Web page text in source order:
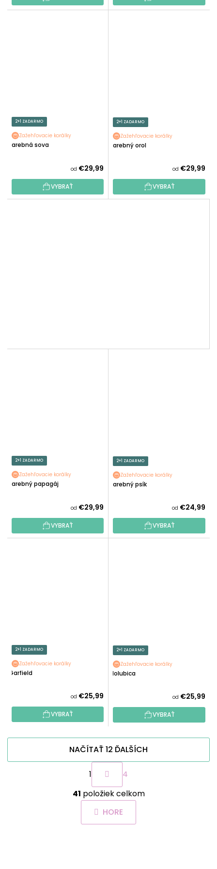
2+1 ZADARMO
Zažehľovacie korálky
Farebná sova
od €29,99
VYBRAŤ
2+1 ZADARMO
Zažehľovacie korálky
Farebný orol
od €29,99
VYBRAŤ
2+1 ZADARMO
Zažehľovacie korálky
Farebný papagáj
od €29,99
VYBRAŤ
2+1 ZADARMO
Zažehľovacie korálky
Farebný psík
od €24,99
VYBRAŤ
2+1 ZADARMO
Zažehľovacie korálky
Garfield
od €25,99
VYBRAŤ
2+1 ZADARMO
Zažehľovacie korálky
Holubica
od €25,99
VYBRAŤ
O
v
l
á
d
NAČÍTAŤ 12 ĎALŠÍCH
S
t
r
á
n
k
o
1
4
41 položiek celkom
HORE